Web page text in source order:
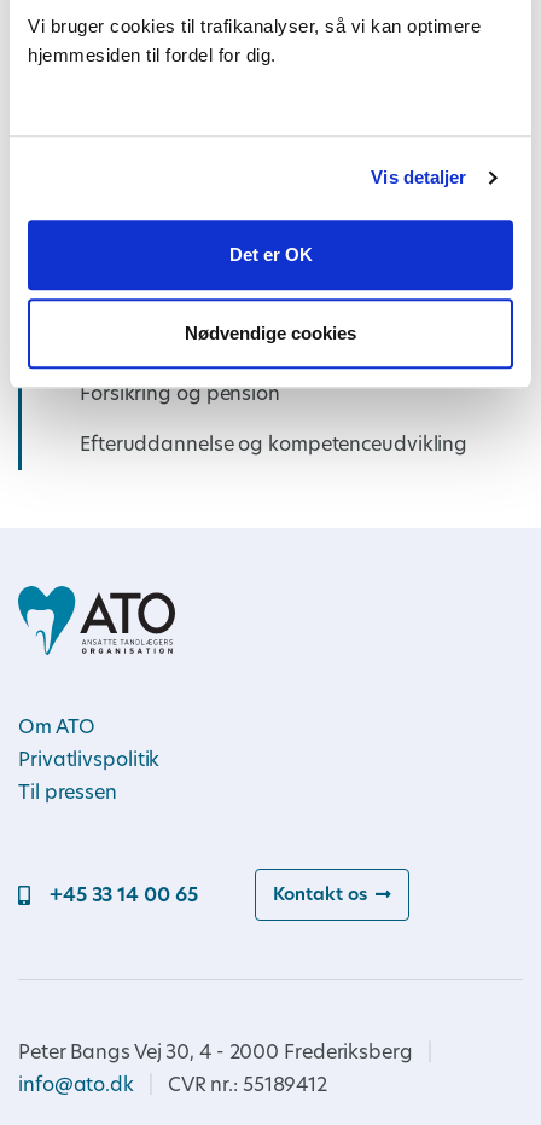
Vi bruger cookies til trafikanalyser, så vi kan optimere
hjemmesiden til fordel for dig.
Vis detaljer
Det er OK
Nødvendige cookies
Seniorer
Øvrige ansættelsesforhold
OK26
Medlemsrådgivning
Forsikring og pension
Efteruddannelse og kompetenceudvikling
Om ATO
Privatlivspolitik
Til pressen
+45 33 14 00 65 Kontakt os
Peter Bangs Vej 30, 4 - 2000 Frederiksberg
info@ato.dk
CVR nr.: 55189412